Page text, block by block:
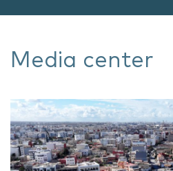
Media center